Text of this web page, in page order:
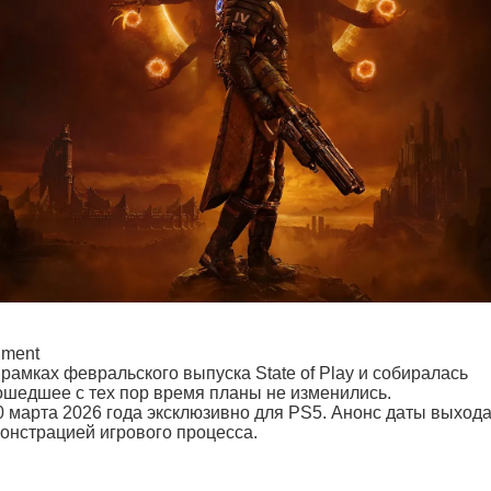
февральского выпуска State of Play и собиралась
с тех пор время планы не изменились.
марта 2026 года эксклюзивно для PS5. Анонс даты выхода
игрового процесса.